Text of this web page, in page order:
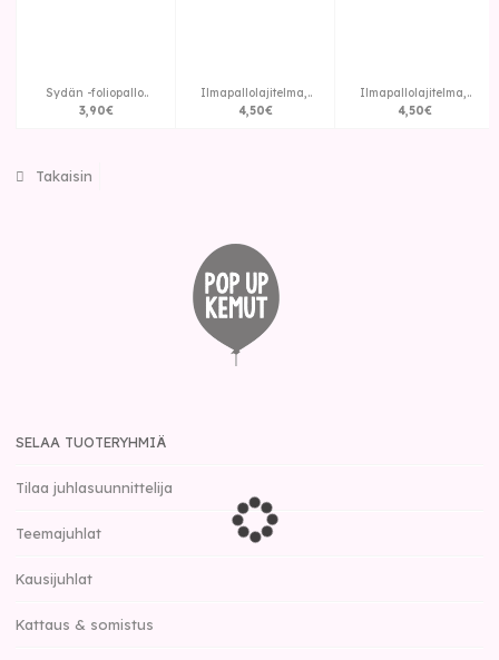
Sydän -foliopallo..
3,90€
Ilmapallolajitelma,..
4,50€
Ilmapallolajitelma,..
4,50€
Takaisin
SELAA TUOTERYHMIÄ
Tilaa juhlasuunnittelija
Teemajuhlat
Kausijuhlat
Kattaus & somistus